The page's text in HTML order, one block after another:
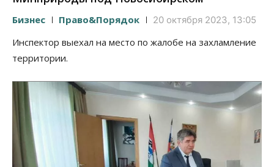
Бизнес Право&Порядок 20 октября 2023, 13:05
Инспектор выехал на место по жалобе на захламление
территории.